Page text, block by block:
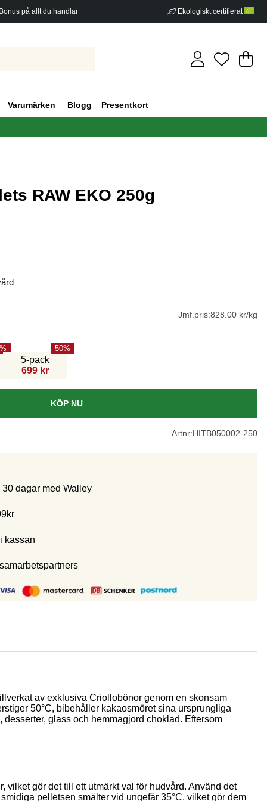
på allt du handlar Ekologiskt certifierat
.
Varumärken Blogg Presentkort
RAW EKO 250g
Jmf.pris:828.00 kr/kg
5-pack
699 kr
50
KÖP NU
Artnr:HITB050002-250
dagar med Walley
kassan
av exklusiva Criollobönor genom en skonsam
50°C, bibehåller kakaosmöret sina ursprungliga
glass och hemmagjord choklad. Eftersom
gör det till ett utmärkt val för hudvård. Använd det
pelletsen smälter vid ungefär 35°C, vilket gör dem